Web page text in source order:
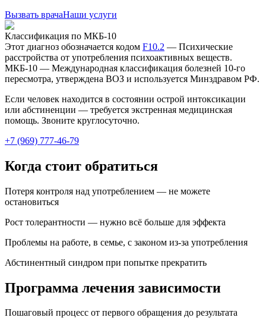
Вызвать врачаНаши услуги
Классификация по МКБ-10
Этот диагноз обозначается кодом F10.2 — Психические
расстройства от употребления психоактивных веществ.
МКБ-10 — Международная классификация болезней 10-го
пересмотра, утверждена ВОЗ и используется Минздравом РФ.
Если человек находится в состоянии острой интоксикации
или абстиненции — требуется экстренная медицинская
помощь. Звоните круглосуточно.
+7 (969) 777-46-79
Когда стоит обратиться
Потеря контроля над употреблением — не можете
остановиться
Рост толерантности — нужно всё больше для эффекта
Проблемы на работе, в семье, с законом из-за употребления
Абстинентный синдром при попытке прекратить
Программа лечения зависимости
Пошаговый процесс от первого обращения до результата